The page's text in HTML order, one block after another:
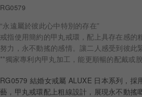
關於ALUXE
嚴選鑽石
最新消息
婚禮護照
RG0579
“永遠屬於彼此心中特別的存在”
戒指使用簡約的甲丸戒環，配上具存在感的
努力，永不動搖的感情。讓二人感受到彼此
**獨家專利內甲丸加工，能更順暢的配戴或
RG0579 結婚女戒屬 ALUXE 日本系列，採
藝，甲丸戒環配上粗線設計，展現永不動搖